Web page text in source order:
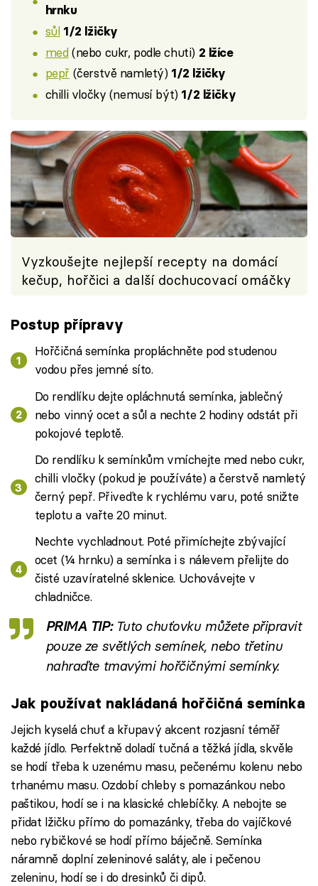
hrnku
sůl 1/2 lžičky
med(nebo cukr, podle chuti) 2 lžíce
pepř (čerstvě namletý) 1/2 lžičky
chilli vločky (nemusí být) 1/2 lžičky
Vyzkoušejte nejlepší recepty na domácí
kečup, hořčici a další dochucovací omáčky
Postup přípravy
Hořčičná semínka propláchněte pod studenou
vodou přes jemné síto.
Do rendlíku dejte opláchnutá semínka, jablečný
nebo vinný ocet a sůl a nechte 2 hodiny odstát při
pokojové teplotě.
Do rendlíku k semínkům vmíchejte med nebo cukr,
chilli vločky (pokud je používáte) a čerstvě namletý
černý pepř. Přiveďte k rychlému varu, poté snižte
teplotu a vařte 20 minut.
Nechte vychladnout. Poté přimíchejte zbývající
ocet (¼ hrnku) a semínka i s nálevem přelijte do
čisté uzavíratelné sklenice. Uchovávejte v
chladničce.
PRIMA TIP:Tuto chuťovku můžete připravit
pouze ze světlých semínek, nebo třetinu
nahraďte tmavými hořčičnými semínky.
Jak používat nakládaná hořčičná semínka
Jejich kyselá chuť a křupavý akcent rozjasní téměř
každé jídlo. Perfektně doladí tučná a těžká jídla, skvěle
se hodí třeba k uzenému masu, pečenému kolenu nebo
trhanému masu. Ozdobí chleby s pomazánkou nebo
paštikou, hodí se i na klasické chlebíčky. A nebojte se
přidat lžičku přímo do pomazánky, třeba do vajíčkové
nebo rybičkové se hodí přímo báječně. Semínka
náramně doplní zeleninové saláty, ale i pečenou
zeleninu, hodí se i do dresinků či dipů.